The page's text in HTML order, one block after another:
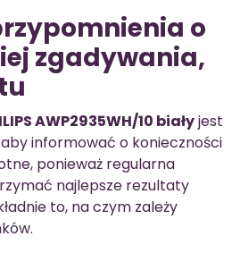
o
zgadywania,
AWP2935WH/10 białyjest
informować o konieczności
ponieważ regularna
najlepsze rezultaty
to, na czym zależy